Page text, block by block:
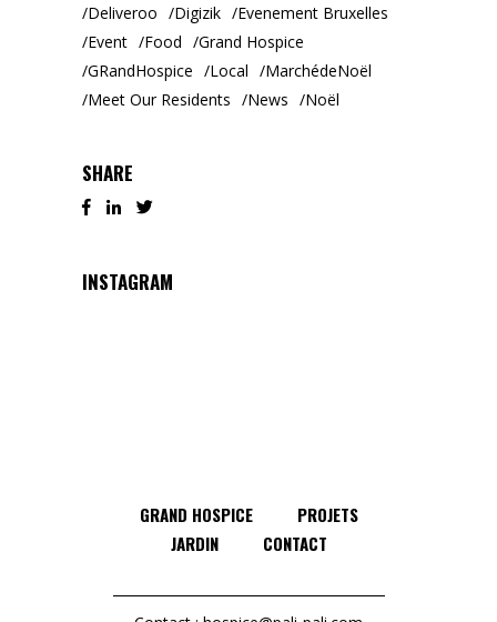
Deliveroo
Digizik
Evenement Bruxelles
Event
Food
Grand Hospice
GRandHospice
Local
MarchédeNoël
Meet Our Residents
News Noël
SHARE
INSTAGRAM
GRAND HOSPICE
PROJETS
JARDIN
CONTACT